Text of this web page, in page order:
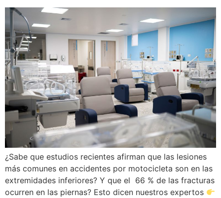
¿Sabe que estudios recientes afirman que las lesiones
más comunes en accidentes por motocicleta son en las
extremidades inferiores? Y que el 66 % de las fracturas
ocurren en las piernas? Esto dicen nuestros expertos